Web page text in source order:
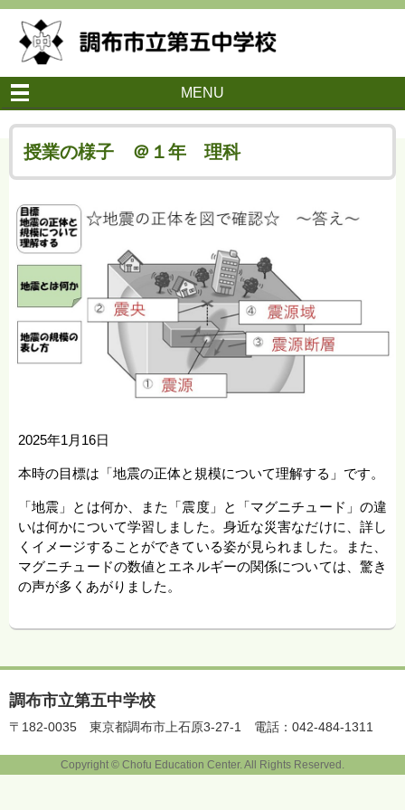
MENU
授業の様子 ＠１年 理科
2025年1月16日
本時の目標は「地震の正体と規模について理解する」です。
「地震」とは何か、また「震度」と「マグニチュード」の違
いは何かについて学習しました。身近な災害なだけに、詳し
くイメージすることができている姿が見られました。また、
マグニチュードの数値とエネルギーの関係については、驚き
の声が多くあがりました。
調布市立第五中学校
〒182-0035 東京都調布市上石原3-27-1 電話：042-484-1311
Copyright © Chofu Education Center. All Rights Reserved.